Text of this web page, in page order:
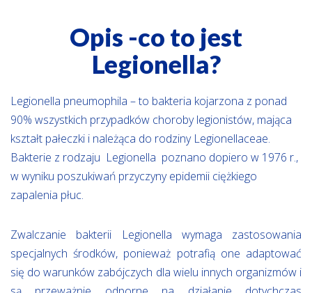
Opis -co to jest
Legionella?
Legionella pneumophila – to bakteria kojarzona z ponad
90% wszystkich przypadków choroby legionistów, mająca
kształt pałeczki i należąca do rodziny Legionellaceae.
Bakterie z rodzaju Legionella poznano dopiero w 1976 r.,
w wyniku poszukiwań przyczyny epidemii ciężkiego
zapalenia płuc.
Zwalczanie bakterii Legionella wymaga zastosowania
specjalnych środków, ponieważ potrafią one adaptować
się do warunków zabójczych dla wielu innych organizmów i